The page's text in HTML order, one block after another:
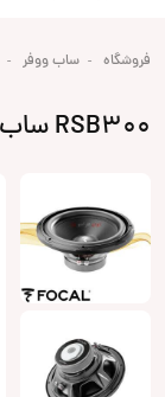
فروشگاه ساب ووفر
RSB300 ساب ووفر فوکال Focal